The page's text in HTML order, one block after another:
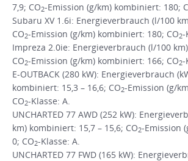
7,9; CO2-Emission (g/km) kombiniert: 180;
Subaru XV 1.6i: Energieverbrauch (l/100
CO2-Emission (g/km) kombiniert: 180; CO2-
Impreza 2.0ie: Energieverbrauch (l/100
CO2-Emission (g/km) kombiniert: 166; CO2-
E-OUTBACK (280 kW): Energieverbrauch
kombiniert: 15,3 – 16,6; CO2-Emission (g/
CO2-Klasse: A.
UNCHARTED 77 AWD (252 kW):
km) kombiniert: 15,7 – 15,6; CO2-Emission
0; CO2-Klasse: A.
UNCHARTED 77 FWD (165 kW):